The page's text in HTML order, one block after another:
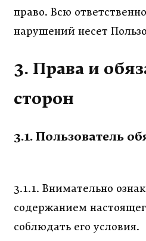
право. Всю
нарушений несет
3. Права и
сторон
3.1. Пользователь
3.1.1. Внимательно
содержанием
соблюдать его условия.